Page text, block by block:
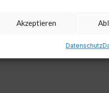
Akzeptieren
Datenschutz